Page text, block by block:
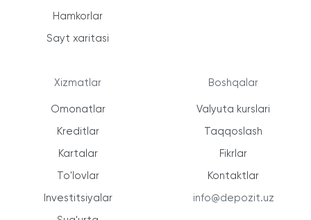
Hamkorlar
Sayt xaritasi
Xizmatlar
Omonatlar
Kreditlar
Kartalar
To'lovlar
Investitsiyalar
Boshqalar
Valyuta kurslari
Taqqoslash
Fikrlar
Kontaktlar
info@depozit.uz